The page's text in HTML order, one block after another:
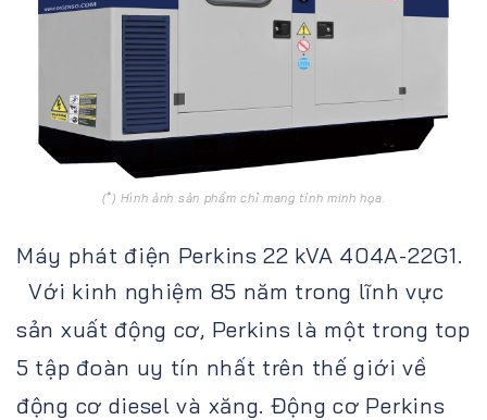
(*) Hình ảnh sản phẩm chỉ mang tính minh họa.
Máy phát điện Perkins 22 kVA 404A-22G1.
Với kinh nghiệm 85 năm trong lĩnh vực
sản xuất động cơ, Perkins là một trong top
5 tập đoàn uy tín nhất trên thế giới về
động cơ diesel và xăng. Động cơ Perkins